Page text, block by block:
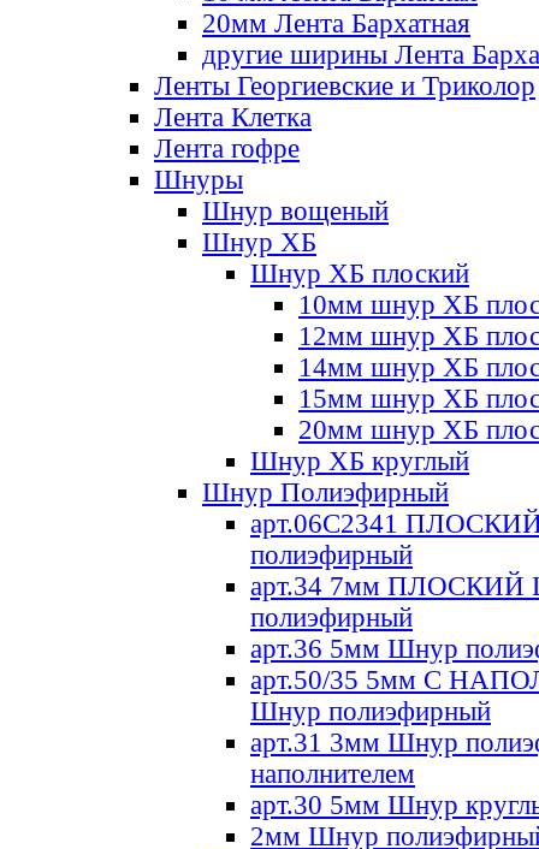
20мм Лента Бархатная
другие ширины Лента
Ленты Георгиевские и Триколор
Лента Клетка
Лента гофре
Шнуры
Шнур вощеный
Шнур ХБ
Шнур ХБ плоский
10мм шнур ХБ
12мм шнур ХБ
14мм шнур ХБ
15мм шнур ХБ
20мм шнур ХБ
Шнур ХБ круглый
Шнур Полиэфирный
арт.06С2341
полиэфирный
арт.34 7мм ПЛОСКИЙ
полиэфирный
арт.36 5мм Шнур
арт.50/35 5мм С
Шнур полиэфирный
арт.31 3мм Шнур
наполнителем
арт.30 5мм Шнур
2мм Шнур